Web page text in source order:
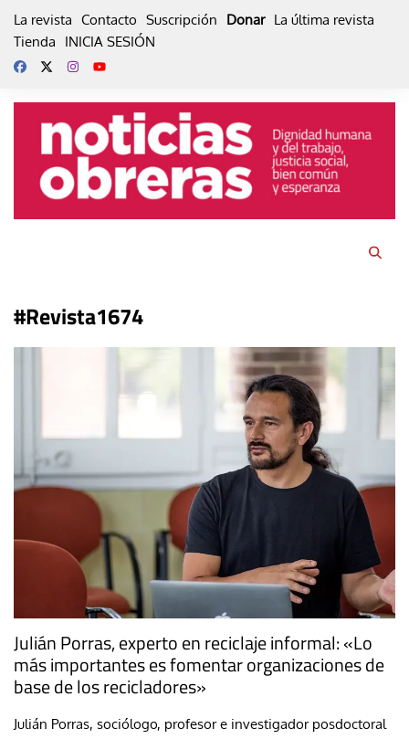
La revista Contacto Suscripción Donar La última revista
Tienda
INICIA SESIÓN
#Revista1674
Julián Porras, experto en reciclaje informal: «Lo
más importantes es fomentar organizaciones de
base de los recicladores»
Julián Porras, sociólogo, profesor e investigador posdoctoral